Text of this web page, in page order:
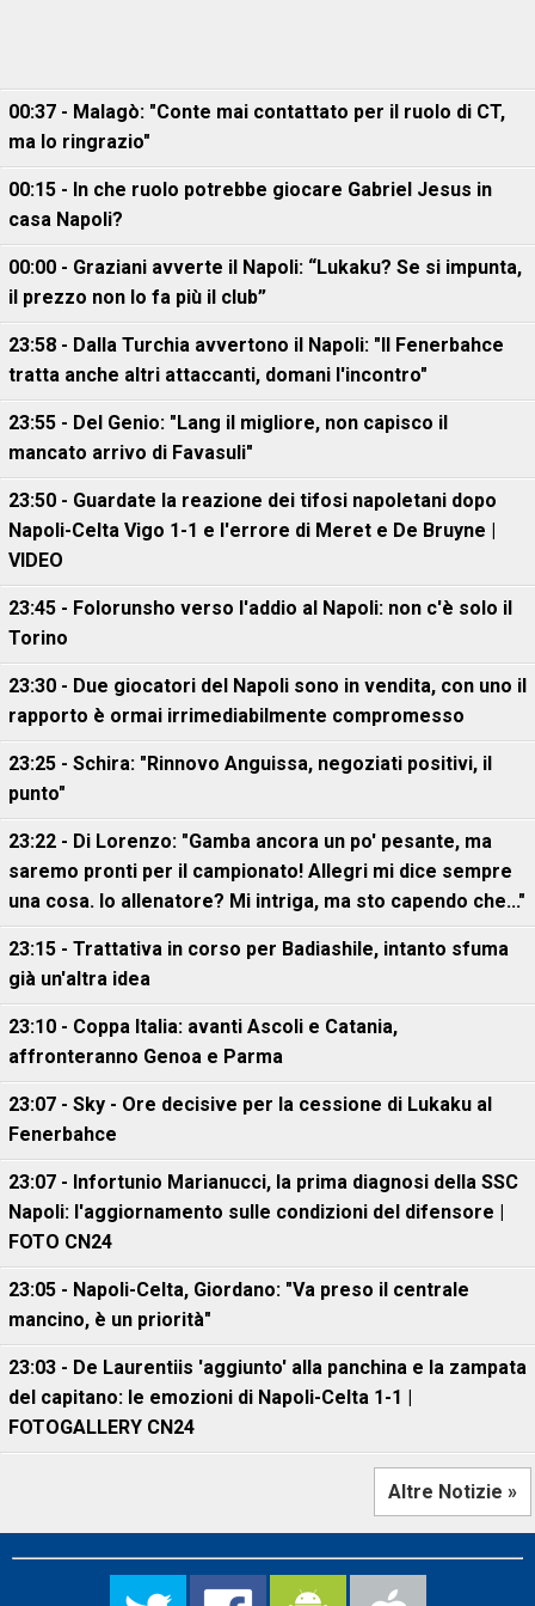
00:37 - Malagò: "Conte mai contattato per il ruolo di CT,
ma lo ringrazio"
00:15 - In che ruolo potrebbe giocare Gabriel Jesus in
casa Napoli?
00:00 - Graziani avverte il Napoli: “Lukaku? Se si impunta,
il prezzo non lo fa più il club”
23:58 - Dalla Turchia avvertono il Napoli: "Il Fenerbahce
tratta anche altri attaccanti, domani l'incontro"
23:55 - Del Genio: "Lang il migliore, non capisco il
mancato arrivo di Favasuli"
23:50 - Guardate la reazione dei tifosi napoletani dopo
Napoli-Celta Vigo 1-1 e l'errore di Meret e De Bruyne |
VIDEO
23:45 - Folorunsho verso l'addio al Napoli: non c'è solo il
Torino
23:30 - Due giocatori del Napoli sono in vendita, con uno il
rapporto è ormai irrimediabilmente compromesso
23:25 - Schira: "Rinnovo Anguissa, negoziati positivi, il
punto"
23:22 - Di Lorenzo: "Gamba ancora un po' pesante, ma
saremo pronti per il campionato! Allegri mi dice sempre
una cosa. Io allenatore? Mi intriga, ma sto capendo che..."
23:15 - Trattativa in corso per Badiashile, intanto sfuma
già un'altra idea
23:10 - Coppa Italia: avanti Ascoli e Catania,
affronteranno Genoa e Parma
23:07 - Sky - Ore decisive per la cessione di Lukaku al
Fenerbahce
23:07 - Infortunio Marianucci, la prima diagnosi della SSC
Napoli: l'aggiornamento sulle condizioni del difensore |
FOTO CN24
23:05 - Napoli-Celta, Giordano: "Va preso il centrale
mancino, è un priorità"
23:03 - De Laurentiis 'aggiunto' alla panchina e la zampata
del capitano: le emozioni di Napoli-Celta 1-1 |
FOTOGALLERY CN24
Altre Notizie »